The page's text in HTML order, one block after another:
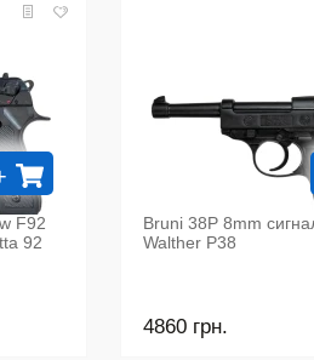
F92
92
Bruni 38P 8mm
Walther P38
4860 грн.